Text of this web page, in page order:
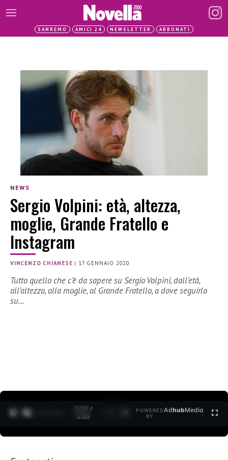
SANREMO AMICI 24 NEWSLETTER ABBONATI
NEWS
Sergio Volpini: età, altezza,
moglie, Grande Fratello e
Instagram
VINCENZO CHIANESE | 17 GENNAIO 2020
Tutto quello che c’è da sapere su Sergio Volpini, dall’età,
all’altezza, alla moglie, al Grande Fratello, a dove seguirlo
su…
0:30 /
3:35
POWERED
BY
AdhubMedia